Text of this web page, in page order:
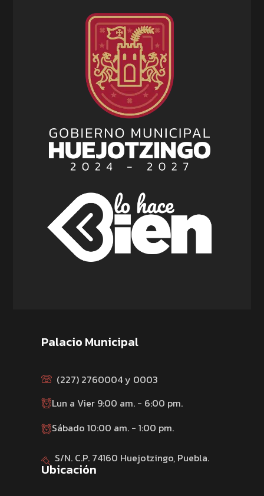
Palacio Municipal
(227) 2760004 y 0003
Lun a Vier 9:00 am. - 6:00 pm.
Sábado 10:00 am. - 1:00 pm.
S/N. C.P. 74160 Huejotzingo, Puebla.
Ubicación